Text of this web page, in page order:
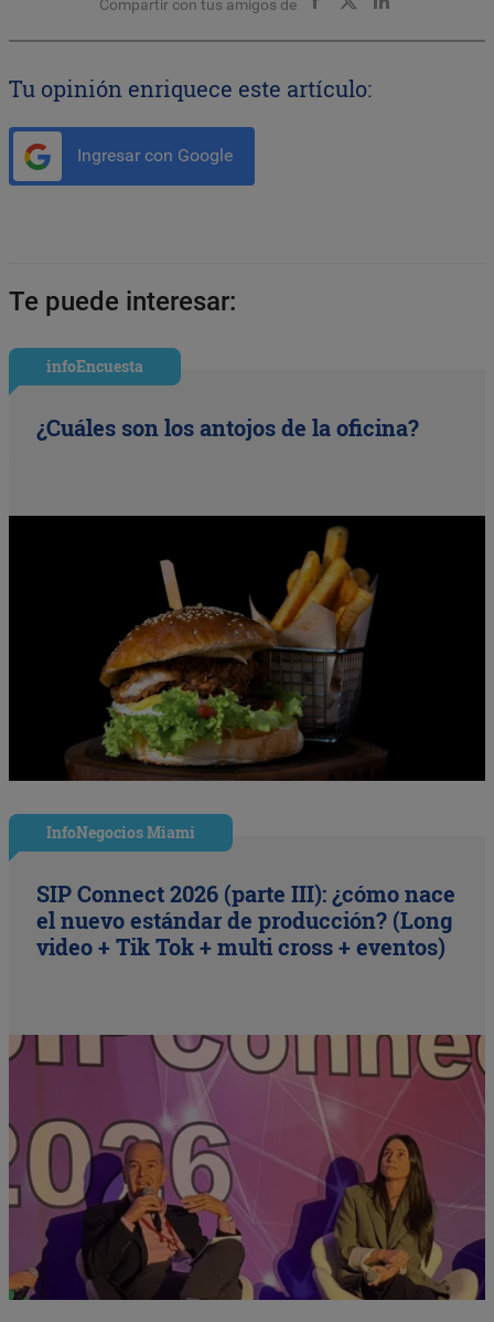
Compartir con tus amigos de
Tu opinión enriquece este artículo:
Ingresar con Google
Te puede interesar:
infoEncuesta
¿Cuáles son los antojos de la oficina?
InfoNegocios Miami
SIP Connect 2026 (parte III): ¿cómo nace
el nuevo estándar de producción? (Long
video + Tik Tok + multi cross + eventos)